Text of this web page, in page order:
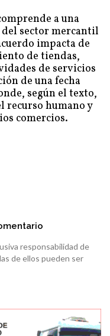
a una
sector mercantil
impacta de
de tiendas,
de servicios
de una fecha
según el texto,
recurso humano y
comercios.
responsabilidad de
de ellos pueden ser